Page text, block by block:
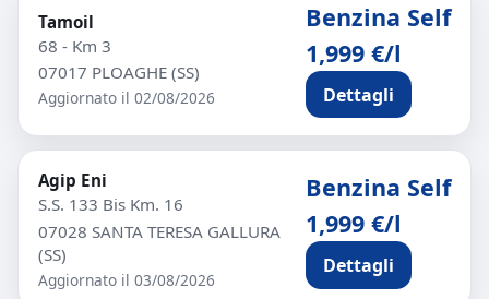
Tamoil
68 - Km 3
07017 PLOAGHE (SS)
Aggiornato il 02/08/2026
Benzina Self
1,999 €/l
Dettagli
Agip Eni
S.S. 133 Bis Km. 16
07028 SANTA TERESA GALLURA
(SS)
Aggiornato il 03/08/2026
Benzina Self
1,999 €/l
Dettagli